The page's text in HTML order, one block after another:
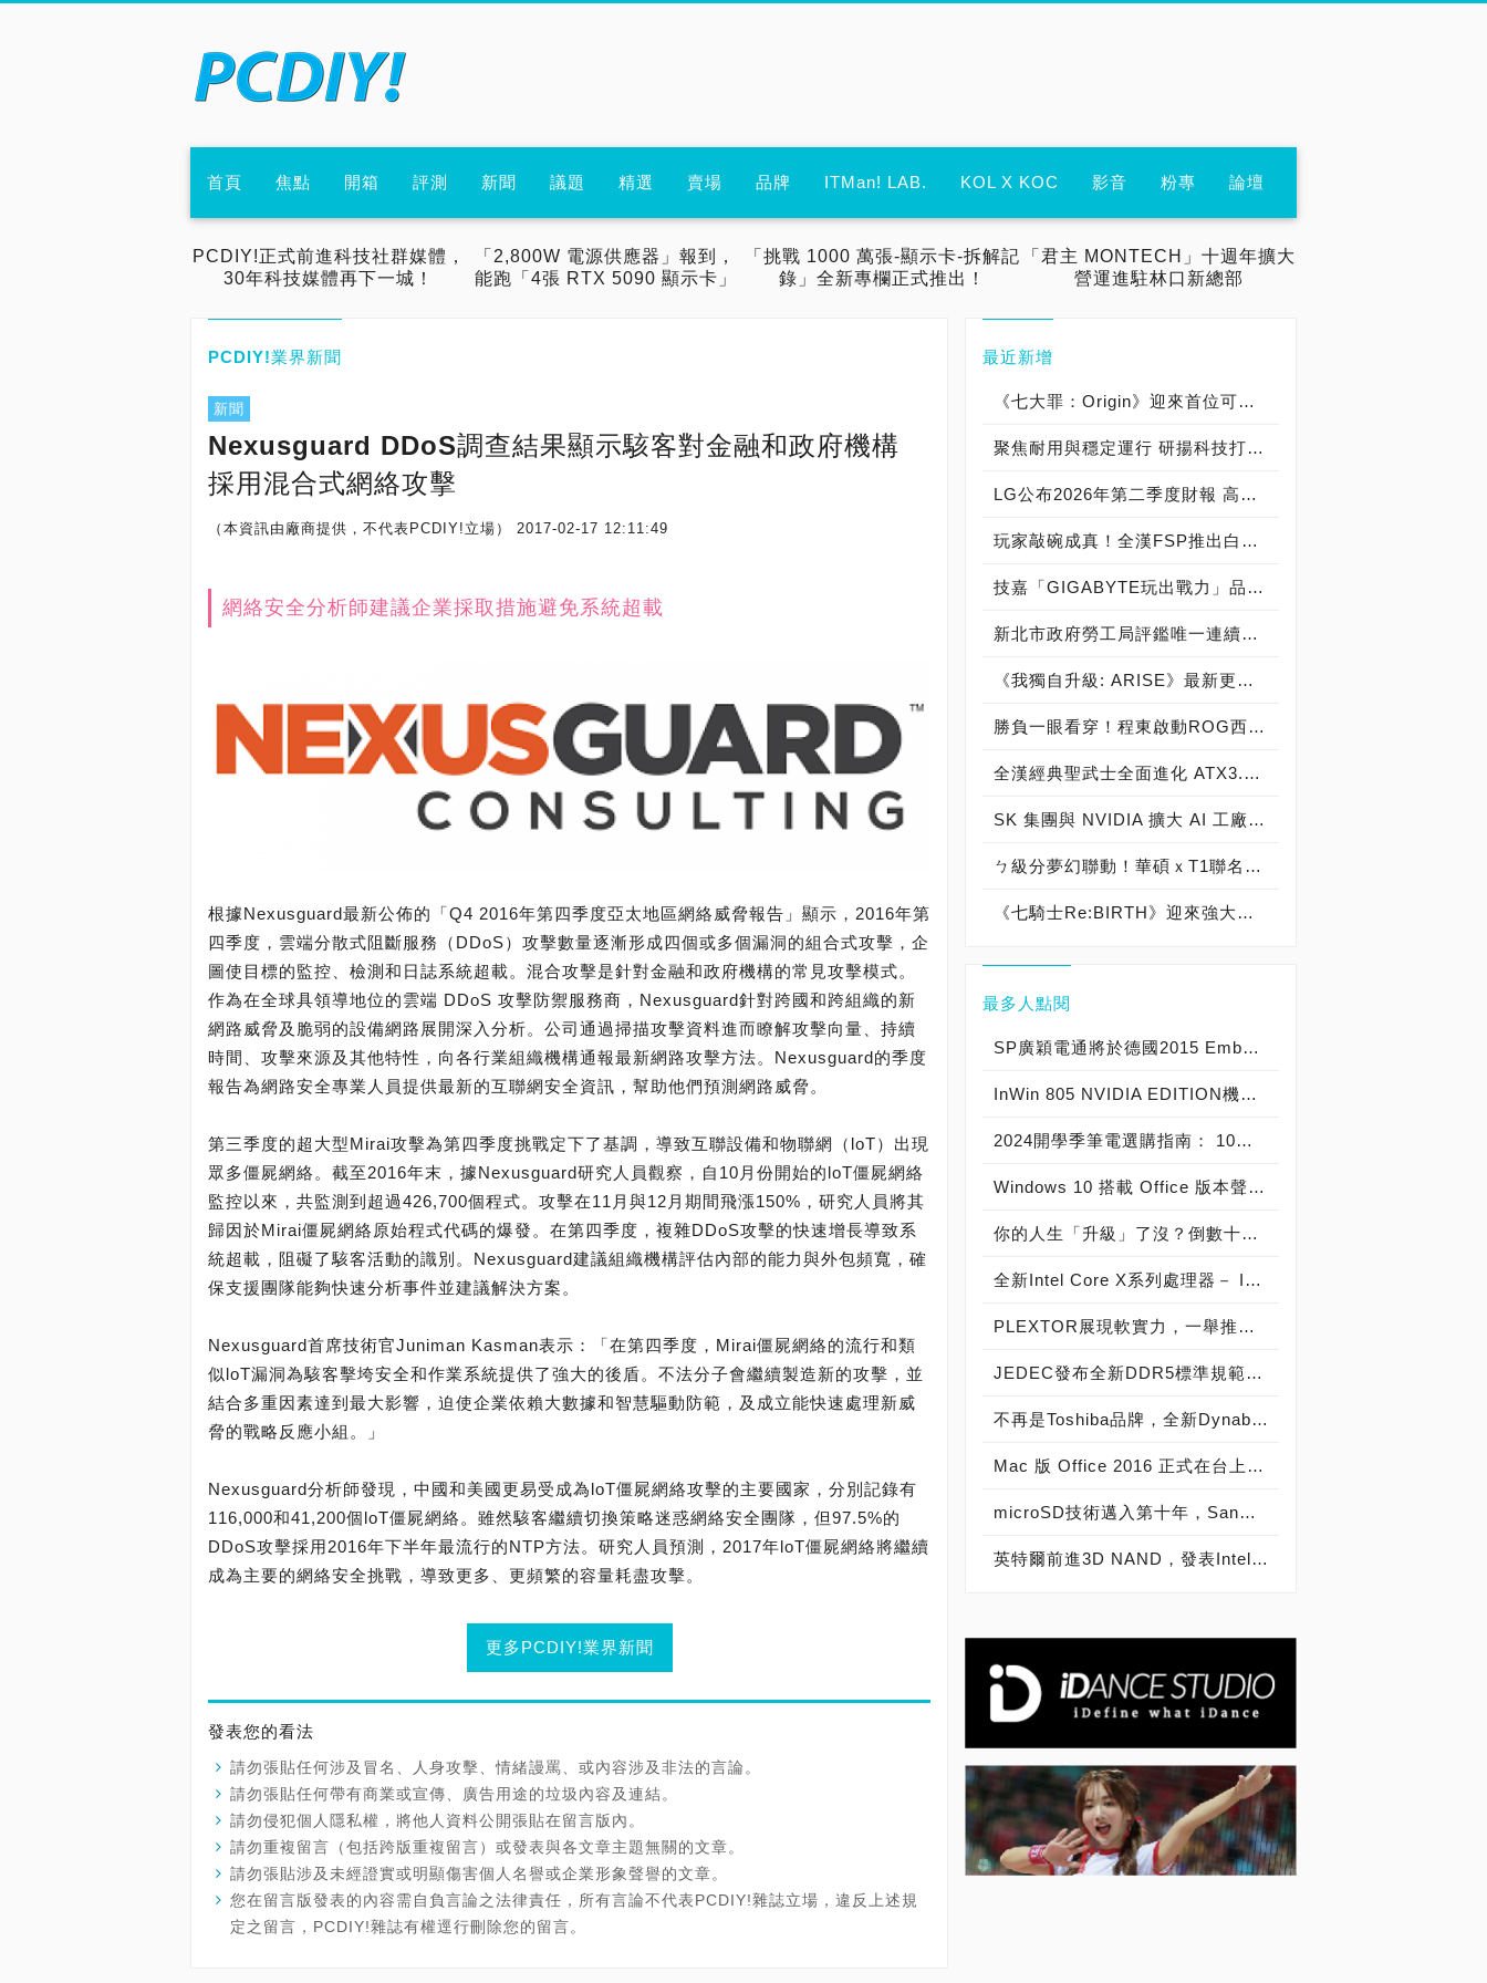
首頁 焦點 開箱 評測 新聞 議題 精選 賣場 品牌 ITMan! LAB. KOL X KOC 影音 粉專 論壇
PCDIY!正式前進科技社群媒體，
30年科技媒體再下一城！
「2,800W 電源供應器」報到，
能跑「4張 RTX 5090 顯示卡」
「挑戰 1000 萬張-顯示卡-拆解記
錄」全新專欄正式推出！
「君主 MONTECH」十週年擴大
營運進駐林口新總部
PCDIY!業界新聞
新聞
Nexusguard DDoS調查結果顯示駭客對金融和政府機構
採用混合式網絡攻擊
（本資訊由廠商提供，不代表PCDIY!立場） 2017-02-17 12:11:49
網絡安全分析師建議企業採取措施避免系統超載
根據Nexusguard最新公佈的「Q4 2016年第四季度亞太地區網絡威脅報告」顯示，2016年第
四季度，雲端分散式阻斷服務（DDoS）攻擊數量逐漸形成四個或多個漏洞的組合式攻擊，企
圖使目標的監控、檢測和日誌系統超載。混合攻擊是針對金融和政府機構的常見攻擊模式。
作為在全球具領導地位的雲端 DDoS 攻擊防禦服務商，Nexusguard針對跨國和跨組織的新
網路威脅及脆弱的設備網路展開深入分析。公司通過掃描攻擊資料進而瞭解攻擊向量、持續
時間、攻擊來源及其他特性，向各行業組織機構通報最新網路攻擊方法。Nexusguard的季度
報告為網路安全專業人員提供最新的互聯網安全資訊，幫助他們預測網路威脅。
第三季度的超大型Mirai攻擊為第四季度挑戰定下了基調，導致互聯設備和物聯網（loT）出現
眾多僵屍網絡。截至2016年末，據Nexusguard研究人員觀察，自10月份開始的loT僵屍網絡
監控以來，共監測到超過426,700個程式。攻擊在11月與12月期間飛漲150%，研究人員將其
歸因於Mirai僵屍網絡原始程式代碼的爆發。在第四季度，複雜DDoS攻擊的快速增長導致系
統超載，阻礙了駭客活動的識別。Nexusguard建議組織機構評估內部的能力與外包頻寬，確
保支援團隊能夠快速分析事件並建議解決方案。
Nexusguard首席技術官Juniman Kasman表示：「在第四季度，Mirai僵屍網絡的流行和類
似loT漏洞為駭客擊垮安全和作業系統提供了強大的後盾。不法分子會繼續製造新的攻擊，並
結合多重因素達到最大影響，迫使企業依賴大數據和智慧驅動防範，及成立能快速處理新威
脅的戰略反應小組。」
Nexusguard分析師發現，中國和美國更易受成為loT僵屍網絡攻擊的主要國家，分別記錄有
116,000和41,200個loT僵屍網絡。雖然駭客繼續切換策略迷惑網絡安全團隊，但97.5%的
DDoS攻擊採用2016年下半年最流行的NTP方法。研究人員預測，2017年loT僵屍網絡將繼續
成為主要的網絡安全挑戰，導致更多、更頻繁的容量耗盡攻擊。
更多PCDIY!業界新聞
發表您的看法
請勿張貼任何涉及冒名、人身攻擊、情緒謾罵、或內容涉及非法的言論。
請勿張貼任何帶有商業或宣傳、廣告用途的垃圾內容及連結。
請勿侵犯個人隱私權，將他人資料公開張貼在留言版內。
請勿重複留言（包括跨版重複留言）或發表與各文章主題無關的文章。
請勿張貼涉及未經證實或明顯傷害個人名譽或企業形象聲譽的文章。
您在留言版發表的內容需自負言論之法律責任，所有言論不代表PCDIY!雜誌立場，違反上述規
定之留言，PCDIY!雜誌有權逕行刪除您的留言。
最近新增
《七大罪：Origin》迎來首位可遊玩十誡角色「德里艾利」
聚焦耐用與穩定運行 研揚科技打造新一代 COM Express Type 6 模組
LG公布2026年第二季度財報 高附加價值產品銷售成長與成本競爭力提升，營業獲利年增 147%
玩家敲碗成真！全漢FSP推出白色 VITA PM MIT 1000W 靜音電源純白上市！ MIT 白金電源首度披上純白戰袍，支援 ATX 3.1、PCIe 5.1，10年保固！
技嘉「GIGABYTE玩出戰力」品牌活動8/3讓玩家「找到專屬配備」
新北市政府勞工局評鑑唯一連續三年獲獎企業！ 宏正三度榮膺新北市政府<友善移工企業>殊榮
《我獨自升級: ARISE》最新更新 成振宇覺醒闇影君主繼承者
勝負一眼看穿！程東啟動ROG西風之神 雙螢幕AI致勝全局
全漢經典聖武士全面進化 ATX3.1，價格不變！FSP VIC BD+ 電競入門最強銅牌電源！ ATX 3.1、全新壓紋線材、登錄享 5 年保固，打造新世代入門電競首選
SK 集團與 NVIDIA 擴大 AI 工廠與次世代記憶體策略合作 規模逾 5,000 億美元的 NVIDIA-SK AI 計畫（NVIDIA-SK AI Initiative）， 涵蓋 SK Telecom 最高達 2GW 的 AI 工廠，以及與 SK 海力士的長期 AI 記憶體合作
ㄅ級分夢幻聯動！華碩ｘT1聯名顯示卡全台盛大開賣
《七騎士Re:BIRTH》迎來強大的全新英雄[天劍]宣嵐 同步推出韓國主題劇情
最多人點閱
SP廣穎電通將於德國2015 Embedded World展示全方位工控系列產品
InWin 805 NVIDIA EDITION機殼爆紅，迎廣GeForce GTX特仕版機箱正式開賣！
2024開學季筆電選購指南： 10大熱銷筆電推薦榜
Windows 10 搭載 Office 版本聲明稿 Office Mobile 、 Office 2016 與 Office 365 版本差異說明
你的人生「升級」了沒？倒數十天！Windows 10開闊你的無限視野
全新Intel Core X系列處理器－ Intel Core i9 極致版處理器 重裝上陣
PLEXTOR展現軟實力，一舉推出三大獨家軟體
JEDEC發布全新DDR5標準規範，從DDR5-4800起跳! 將加速導入下世代高效能電腦系統
不再是Toshiba品牌，全新Dynabook 2019 新品發布，透過運算與服務改變世界
Mac 版 Office 2016 正式在台上市！
microSD技術邁入第十年，SanDisk microSD記憶卡出貨量突破20億片
英特爾前進3D NAND，發表Intel SSD 600p、6000p、E 5420s、E 6000p、DC P3520、DC S3520固態硬碟！